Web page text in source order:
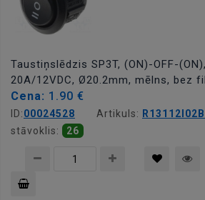
Taustiņslēdzis SP3T, (ON)-OFF-
20A/12VDC, Ø20.2mm, mēlns, bez
Cena: 1.90 €
ID:00024528 Artikuls:
stāvoklis:
26